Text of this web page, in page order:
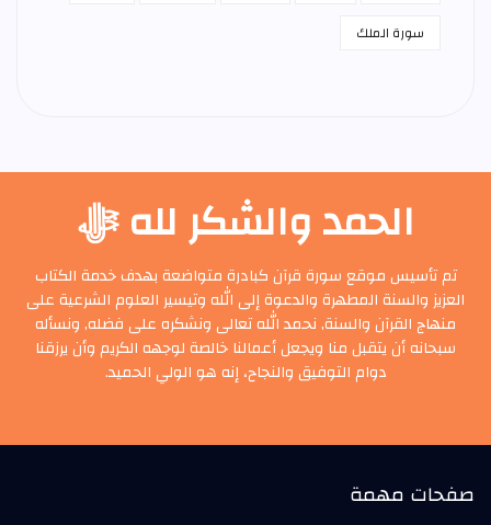
سورة الملك
الحمد والشكر لله ﷻ
تم تأسيس موقع سورة قرآن كبادرة متواضعة بهدف خدمة الكتاب
العزيز والسنة المطهرة والدعوة إلى الله وتيسير العلوم الشرعية على
منهاج القرآن والسنة, نحمد الله تعالى ونشكره على فضله, ونسأله
سبحانه أن يتقبل منا ويجعل أعمالنا خالصة لوجهه الكريم وأن يرزقنا
دوام التوفيق والنجاح، إنه هو الولي الحميد.
صفحات مهمة